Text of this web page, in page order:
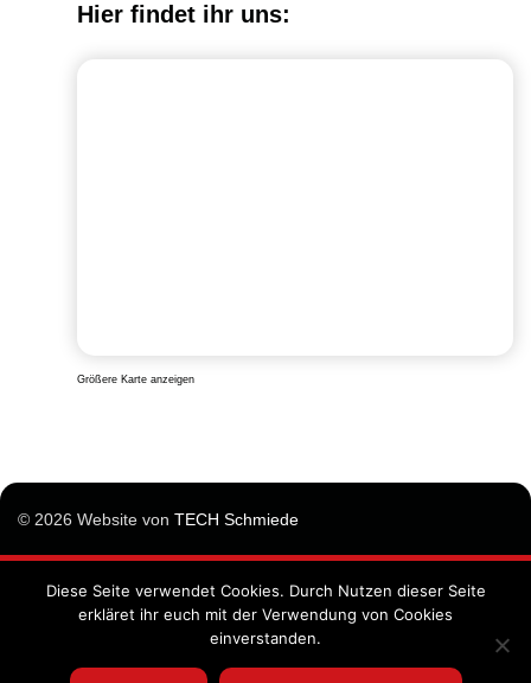
Hier findet ihr uns:
Größere Karte anzeigen
© 2026 Website von TECH Schmiede
Impressum
Datenschutzunterrichtung
Allgemeine Geschäftsbedingungen
Diese Seite verwendet Cookies. Durch Nutzen dieser Seite
erkläret ihr euch mit der Verwendung von Cookies
einverstanden.